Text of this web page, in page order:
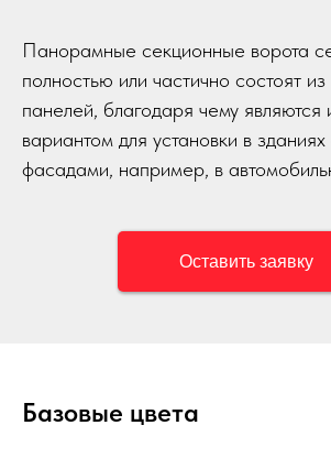
Панорамные секционные ворота
полностью или частично состоят
панелей, благодаря чему являются
вариантом для установки в
фасадами, например, в
Оставить заявку
Базовые цвета